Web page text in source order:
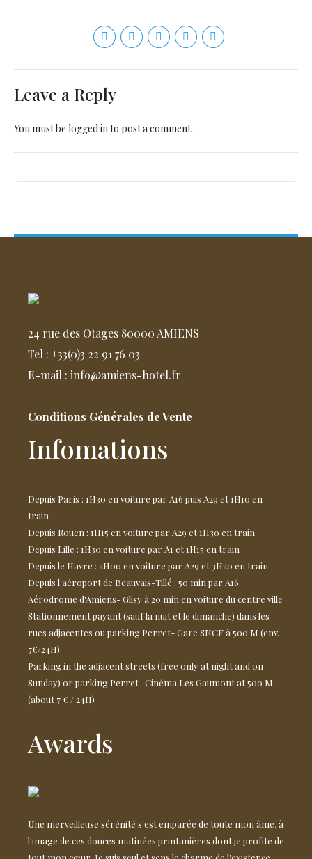
Leave a Reply
You must be logged into post a comment.
24 rue des Otages 80000 AMIENS
Tel : +33(0)3 22 91 76 03
E-mail : info@amiens-hotel.fr
Conditions Générales de Vente
Infomations
Depuis Paris : 1H30 en voiture par A16 puis A29 et 1H10 en
train
Depuis Rouen : 1H15 en voiture par A29 et 1H30 en train
Depuis Lille : 1H30 en voiture par A1 et 1H15 en train
Depuis le Havre : 2H00 en voiture par A29 et 3H20 en train
Depuis l'aéroport de Beauvais-Tillé : 50 min par A16
Aérodrome d'Amiens- Glisy à 20 min en voiture du centre ville
Stationnement payant (sauf la nuit et le dimanche) dans les
rues adjacentes ou parking Perret- Gare SNCF à 500 M (env.
7€/24H).
Parking in the adjacent streets (free only at night and on
Sunday) or parking Perret- Cinéma Les Gaumont at 500 M
(about 7 € / 24H)
Awards
Une merveilleuse sérénité s'est emparée de toute mon âme, à
l'image de ces douces matinées printanières dont je profite de